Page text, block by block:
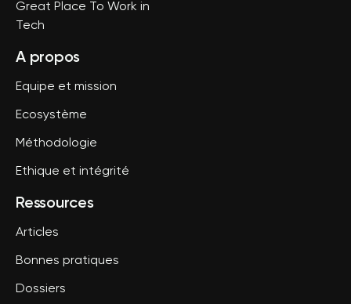
Great Place To Work in
Tech
A propos
Equipe et mission
Ecosystème
Méthodologie
Ethique et intégrité
Ressources
Articles
Bonnes pratiques
Dossiers